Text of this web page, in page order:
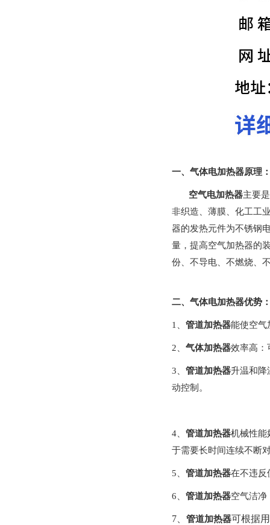
一、 气体电加热器原理
空气电加热器主要
非织造、薄膜、化工工
器的发热元件为不锈钢
量，提高空气加热器的
份、不导电、不燃烧、
二、 气体电加热器优势
1 管道加热器能使空
2 气体加热器效率高：
3 管道加热器升温和降
动控制。
4 管道加热器机械性能
于需要长时间连续不断
5 管道加热器在不违反
6 管道加热器空气洁净
7 管道加热器可根据